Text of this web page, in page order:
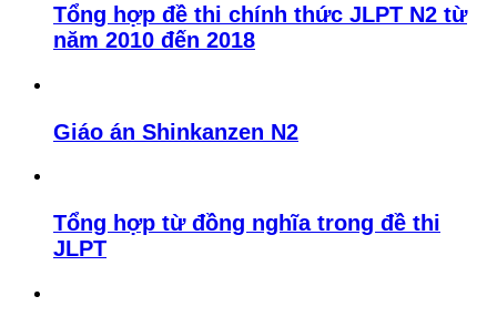
Tổng hợp đề thi chính thức JLPT N2 từ
năm 2010 đến 2018
Giáo án Shinkanzen N2
Tổng hợp từ đồng nghĩa trong đề thi
JLPT